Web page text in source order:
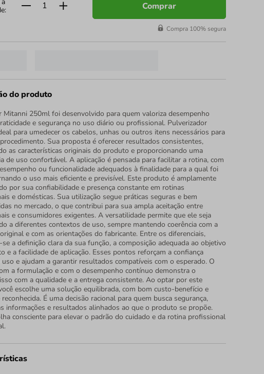
Comprar
Compra 100% segura
do produto
Mitanni 250ml foi desenvolvido para quem valoriza desempenho
e segurança no uso diário ou profissional. Pulverizador
para umedecer os cabelos, unhas ou outros itens necessários para
Sua proposta é oferecer resultados consistentes,
as características originais do produto e proporcionando uma
de uso confortável. A aplicação é pensada para facilitar a rotina, com
ou funcionalidade adequados à finalidade para a qual foi
o uso mais eficiente e previsível. Este produto é amplamente
por sua confiabilidade e presença constante em rotinas
e domésticas. Sua utilização segue práticas seguras e bem
no mercado, o que contribui para sua ampla aceitação entre
e consumidores exigentes. A versatilidade permite que ele seja
a diferentes contextos de uso, sempre mantendo coerência com a
e com as orientações do fabricante. Entre os diferenciais,
a definição clara da sua função, a composição adequada ao objetivo
e a facilidade de aplicação. Esses pontos reforçam a confiança
e ajudam a garantir resultados compatíveis com o esperado. O
a formulação e com o desempenho contínuo demonstra o
com a qualidade e a entrega consistente. Ao optar por este
escolhe uma solução equilibrada, com bom custo-benefício e
É uma decisão racional para quem busca segurança,
informações e resultados alinhados ao que o produto se propõe.
consciente para elevar o padrão do cuidado e da rotina profissional